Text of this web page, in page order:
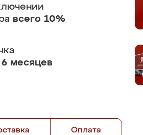
всего 10%
6 месяцев
Оплата